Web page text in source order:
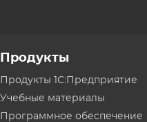
Продукты
Продукты 1С:Предприятие
Учебные материалы
Программное обеспечение